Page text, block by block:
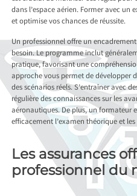
dans l’espace aérien. Former avec un
et optimise vos chances de réussite.
Un professionnel offre un
besoin. Le programme inclut
pratique, favorisant une
approche vous permet de développer
des scénarios réels. S’entraîner avec
régulière des connaissances sur les
aéronautiques. De plus, un formateur
efficacement l’examen théorique et
Les assurances
professionnel du